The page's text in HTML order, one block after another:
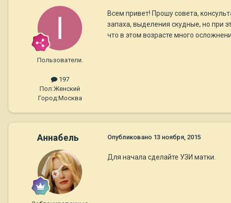
Пользователи.
197
Пол:Женский
Город:Москва
Всем привет! Прошу совета,
запаха, выделения скудные, но при
что в этом возрасте много
Aннaбель Опубликовано 13 ноября, 2015
Для начала сделайте УЗИ матки.